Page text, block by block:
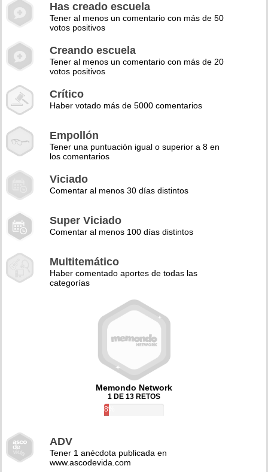
Has creado escuela
Tener al menos un comentario con más de 50
votos positivos
Creando escuela
Tener al menos un comentario con más de 20
votos positivos
Crítico
Haber votado más de 5000 comentarios
Empollón
Tener una puntuación igual o superior a 8 en
los comentarios
Viciado
Comentar al menos 30 días distintos
Super Viciado
Comentar al menos 100 días distintos
Multitemático
Haber comentado aportes de todas las
categorías
Memondo Network
1 DE 13 RETOS
8%
ADV
Tener 1 anécdota publicada en
www.ascodevida.com